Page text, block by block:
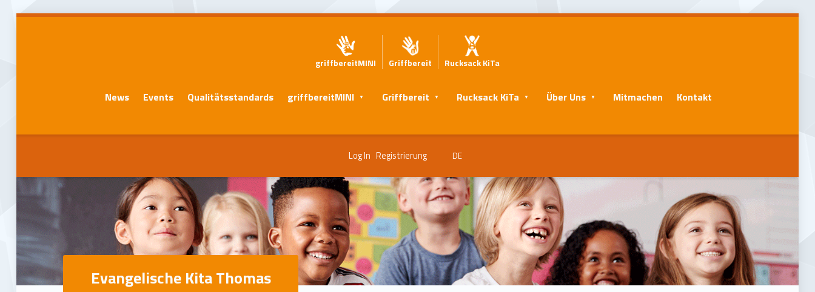
griffbereitMINI Griffbereit Rucksack KiTa
News Events Qualitätsstandards griffbereitMINI Griffbereit Rucksack KiTa Über Uns Mitmachen Kontakt
Log In Registrierung DE
Evangelische Kita Thomas